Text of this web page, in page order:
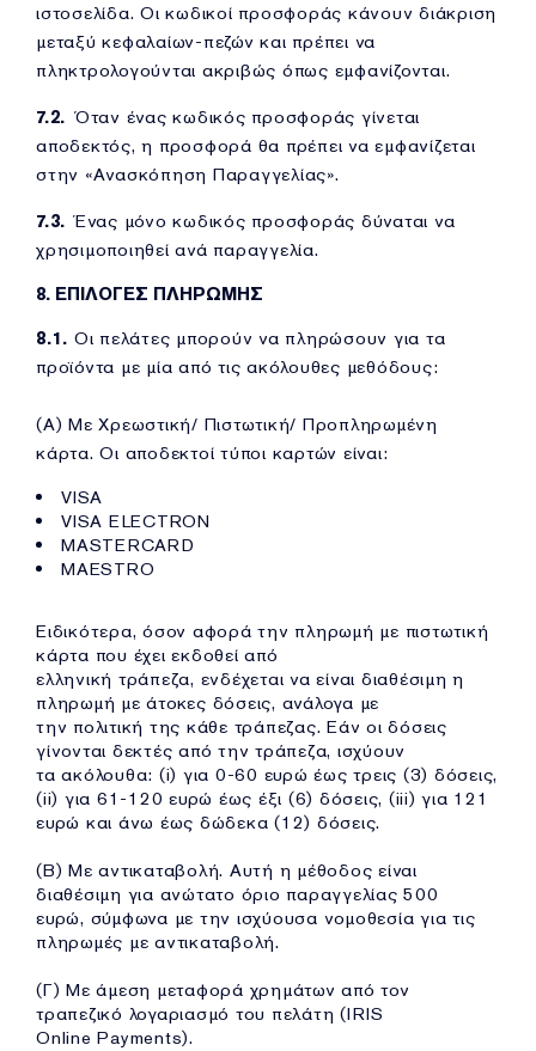
ιστοσελίδα. Οι κωδικοί προσφοράς κάνουν διάκριση
μεταξύ κεφαλαίων-πεζών και πρέπει να
πληκτρολογούνται ακριβώς όπως εμφανίζονται.
7.2. Όταν ένας κωδικός προσφοράς γίνεται
αποδεκτός, η προσφορά θα πρέπει να εμφανίζεται
στην «Ανασκόπηση Παραγγελίας».
7.3. Ένας μόνο κωδικός προσφοράς δύναται να
χρησιμοποιηθεί ανά παραγγελία.
8. ΕΠΙΛΟΓΕΣ ΠΛΗΡΩΜΗΣ
8.1. Οι πελάτες μπορούν να πληρώσουν για τα
προϊόντα με μία από τις ακόλουθες μεθόδους:
(Α) Με Χρεωστική/ Πιστωτική/ Προπληρωμένη
κάρτα. Οι αποδεκτοί τύποι καρτών είναι:
VISA
VISA ELECTRON
MASTERCARD
MAESTRO
Ειδικότερα, όσον αφορά την πληρωμή με πιστωτική
κάρτα που έχει εκδοθεί από
ελληνική τράπεζα, ενδέχεται να είναι διαθέσιμη η
πληρωμή με άτοκες δόσεις, ανάλογα με
την πολιτική της κάθε τράπεζας. Εάν οι δόσεις
γίνονται δεκτές από την τράπεζα, ισχύουν
τα ακόλουθα: (i) για 0-60 ευρώ έως τρεις (3) δόσεις,
(ii) για 61-120 ευρώ έως έξι (6) δόσεις, (iii) για 121
ευρώ και άνω έως δώδεκα (12) δόσεις.
(Β) Με αντικαταβολή. Αυτή η μέθοδος είναι
διαθέσιμη για ανώτατο όριο παραγγελίας 500
ευρώ, σύμφωνα με την ισχύουσα νομοθεσία για τις
πληρωμές με αντικαταβολή.
(Γ) Με άμεση μεταφορά χρημάτων από τον
τραπεζικό λογαριασμό του πελάτη (IRIS
Online Payments).